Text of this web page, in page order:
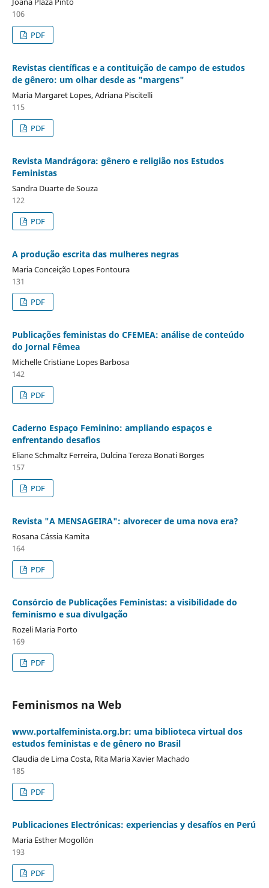
106
PDF
Revistas científicas e a contituição de campo de estudos
de gênero: um olhar desde as "margens"
Maria Margaret Lopes, Adriana Piscitelli
115
PDF
Revista Mandrágora: gênero e religião nos Estudos
Feministas
Sandra Duarte de Souza
122
PDF
A produção escrita das mulheres negras
Maria Conceição Lopes Fontoura
131
PDF
Publicações feministas do CFEMEA: análise de conteúdo
do Jornal Fêmea
Michelle Cristiane Lopes Barbosa
142
PDF
Caderno Espaço Feminino: ampliando espaços e
enfrentando desafios
Eliane Schmaltz Ferreira, Dulcina Tereza Bonati Borges
157
PDF
Revista "A MENSAGEIRA": alvorecer de uma nova era?
Rosana Cássia Kamita
164
PDF
Consórcio de Publicações Feministas: a visibilidade do
feminismo e sua divulgação
Rozeli Maria Porto
169
PDF
Feminismos na Web
www.portalfeminista.org.br: uma biblioteca virtual dos
estudos feministas e de gênero no Brasil
Claudia de Lima Costa, Rita Maria Xavier Machado
185
PDF
Publicaciones Electrónicas: experiencias y desafíos en Perú
Maria Esther Mogollón
193
PDF